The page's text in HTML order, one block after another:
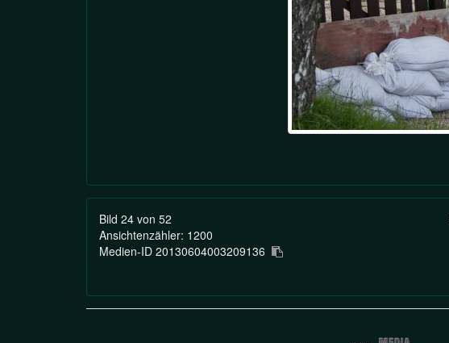
Bild 24 von 52
Ansichtenzähler: 1200
Medien-ID 20130604003209136